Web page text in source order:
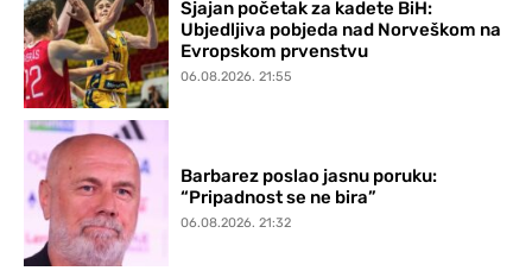
Sjajan početak za kadete BiH:
Ubjedljiva pobjeda nad Norveškom na
Evropskom prvenstvu
06.08.2026. 21:55
Barbarez poslao jasnu poruku:
“Pripadnost se ne bira”
06.08.2026. 21:32